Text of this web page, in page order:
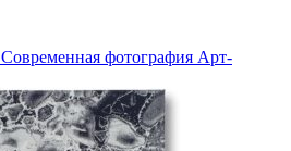
Современная фотография Арт-